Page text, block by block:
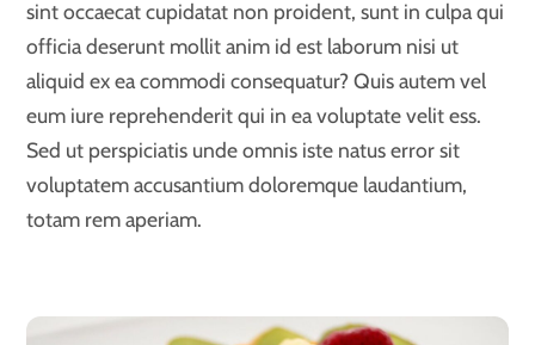
sint occaecat cupidatat non proident, sunt in culpa qui
officia deserunt mollit anim id est laborum nisi ut
aliquid ex ea commodi consequatur? Quis autem vel
eum iure reprehenderit qui in ea voluptate velit ess.
Sed ut perspiciatis unde omnis iste natus error sit
voluptatem accusantium doloremque laudantium,
totam rem aperiam.